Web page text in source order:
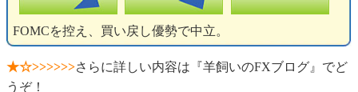
FOMCを控え、買い戻し優勢で中立。
★☆>>>>>>さらに詳しい内容は『羊飼いのFXブログ』でど
うぞ！